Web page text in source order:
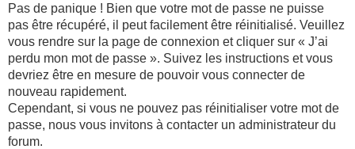
Pas de panique ! Bien que votre mot de passe ne puisse
pas être récupéré, il peut facilement être réinitialisé. Veuillez
vous rendre sur la page de connexion et cliquer sur « J’ai
perdu mon mot de passe ». Suivez les instructions et vous
devriez être en mesure de pouvoir vous connecter de
nouveau rapidement.
Cependant, si vous ne pouvez pas réinitialiser votre mot de
passe, nous vous invitons à contacter un administrateur du
forum.